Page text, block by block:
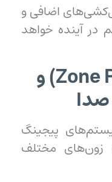
اضافی و
آینده خواهد
زون‌بندی (Zone Paging) و
پیجینگ
زون‌های مختلف